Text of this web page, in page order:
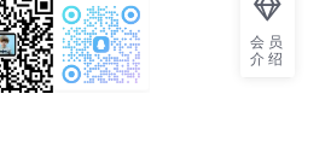
会员
介绍